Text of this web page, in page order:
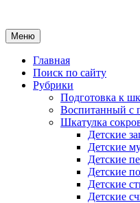
Меню
Главная
Поиск по сайту
Рубрики
Подготовка к
Воспитанный с
Шкатулка
Детские
Детские
Детские
Детские
Детские
Детские